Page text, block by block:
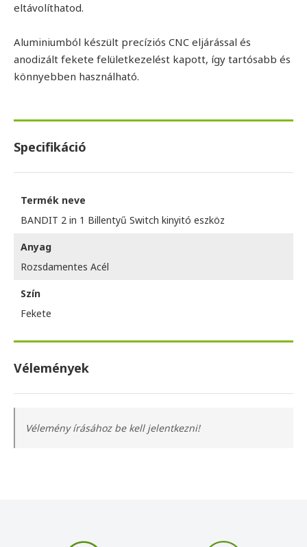
eltávolíthatod.
Aluminiumból készült precíziós CNC eljárással és
anodizált fekete felületkezelést kapott, így tartósabb és
könnyebben használható.
Specifikáció
Termék neve
BANDIT 2 in 1 Billentyű Switch kinyitó eszköz
Anyag
Rozsdamentes Acél
Szín
Fekete
Vélemények
Vélemény írásához be kell jelentkezni!